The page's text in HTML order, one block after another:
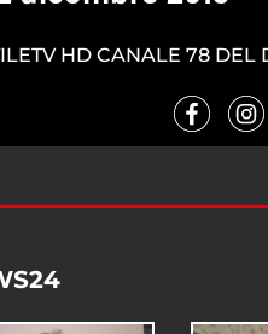
HD CANALE 78 DEL